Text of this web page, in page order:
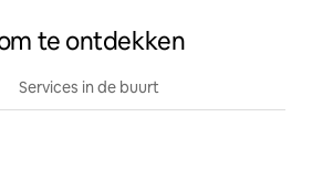
te ontdekken
Services in de buurt